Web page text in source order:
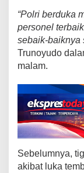
“Polri berduka
personel
sebaik-baiknya
Trunoyudo
malam.
Sebelumnya,
akibat luka